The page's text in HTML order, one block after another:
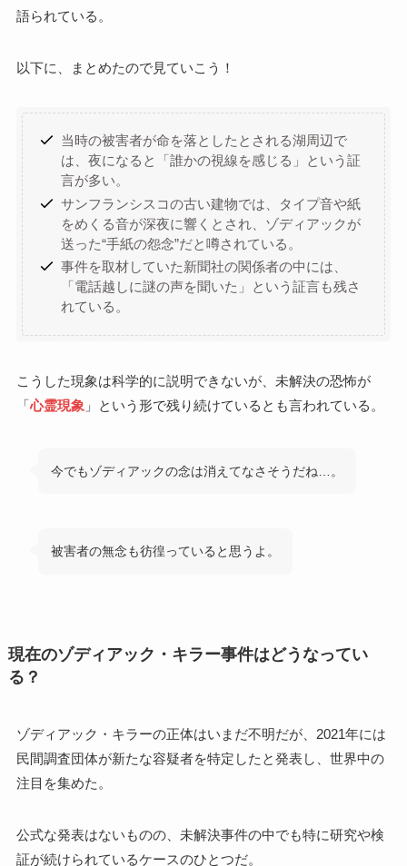
語られている。
以下に、まとめたので見ていこう！
当時の被害者が命を落としたとされる湖周辺で
は、夜になると「誰かの視線を感じる」という証
言が多い。
サンフランシスコの古い建物では、タイプ音や紙
をめくる音が深夜に響くとされ、ゾディアックが
送った“手紙の怨念”だと噂されている。
事件を取材していた新聞社の関係者の中には、
「電話越しに謎の声を聞いた」という証言も残さ
れている。
こうした現象は科学的に説明できないが、未解決の恐怖が
「心霊現象 」という形で残り続けているとも言われている。
今でもゾディアックの念は消えてなさそうだね…。
被害者の無念も彷徨っていると思うよ。
現在のゾディアック・キラー事件はどうなってい
る？
ゾディアック・キラーの正体はいまだ不明だが、2021年には
民間調査団体が新たな容疑者を特定したと発表し、世界中の
注目を集めた。
公式な発表はないものの、未解決事件の中でも特に研究や検
証が続けられているケースのひとつだ。